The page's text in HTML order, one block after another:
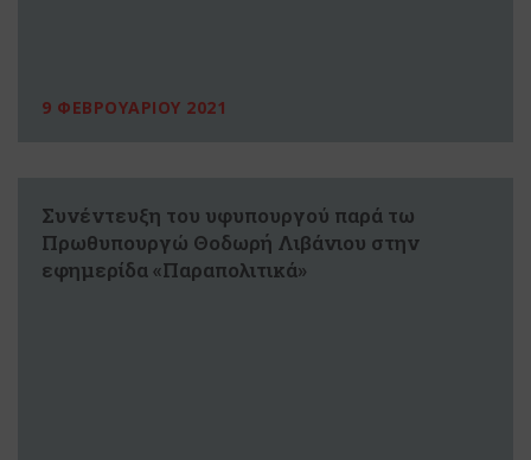
9 ΦΕΒΡΟΥΑΡΙΟΥ 2021
Συνέντευξη του υφυπουργού παρά τω
Πρωθυπουργώ Θοδωρή Λιβάνιου στην
εφημερίδα «Παραπολιτικά»